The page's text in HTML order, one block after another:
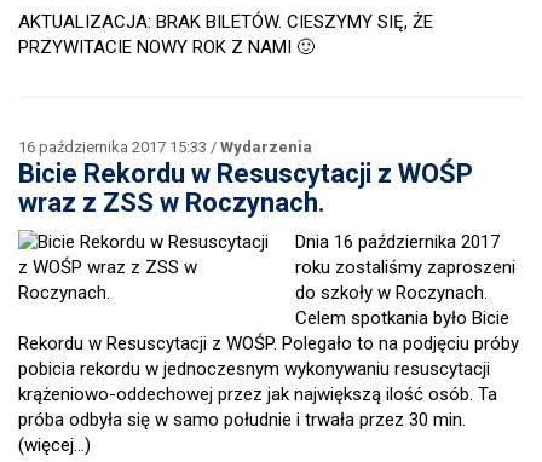
AKTUALIZACJA: BRAK BILETÓW. CIESZYMY SIĘ, ŻE
PRZYWITACIE NOWY ROK Z NAMI 🙂
16 października 2017 15:33 / Wydarzenia
Bicie Rekordu w Resuscytacji z WOŚP
wraz z ZSS w Roczynach.
Dnia 16 października 2017
roku zostaliśmy zaproszeni
do szkoły w Roczynach.
Celem spotkania było Bicie
Rekordu w Resuscytacji z WOŚP. Polegało to na podjęciu próby
pobicia rekordu w jednoczesnym wykonywaniu resuscytacji
krążeniowo-oddechowej przez jak największą ilość osób. Ta
próba odbyła się w samo południe i trwała przez 30 min.
(więcej…)